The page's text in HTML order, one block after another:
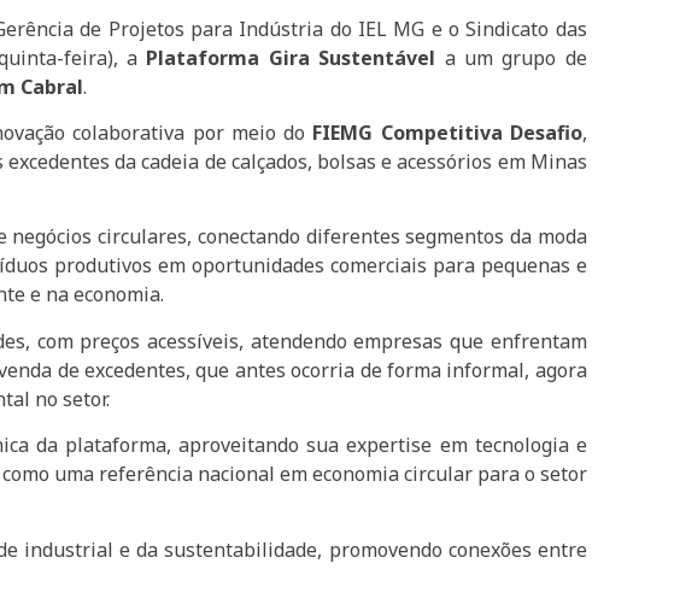
de Projetos para Indústria do IEL MG e o Sindicato das
feira), a Plataforma Gira Sustentável a um grupo de
Cabral.
colaborativa por meio do FIEMG Competitiva Desafio,
da cadeia de calçados, bolsas e acessórios em Minas
circulares, conectando diferentes segmentos da moda
produtivos em oportunidades comerciais para pequenas e
e na economia.
com preços acessíveis, atendendo empresas que enfrentam
de excedentes, que antes ocorria de forma informal, agora
no setor.
da plataforma, aproveitando sua expertise em tecnologia e
uma referência nacional em economia circular para o setor
industrial e da sustentabilidade, promovendo conexões entre